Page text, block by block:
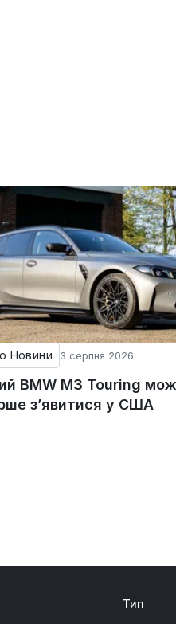
Новини 3 серпня 2026
BMW M3 Touring
з’явитися у США
Тип